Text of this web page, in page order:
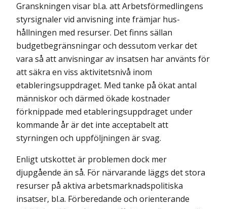
Granskningen visar bl.a. att Arbetsförmedlingens
styrsignaler vid anvisning inte främjar hus­
hållningen med resurser. Det finns sällan
budgetbegränsningar och dessutom verkar det
vara så att anvisningar av insatsen har använts för
att säkra en viss aktivitetsnivå inom
etableringsuppdraget. Med tanke på ökat antal
människor och därmed ökade kostnader
förknippade med etableringsuppdraget under
kommande år är det inte acceptabelt att
styrningen och uppföljningen är svag.
Enligt utskottet är problemen dock mer
djupgående än så. För närvarande läggs det stora
resurser på aktiva arbetsmarknadspolitiska
insatser, bl.a. Förberedande och orienterande